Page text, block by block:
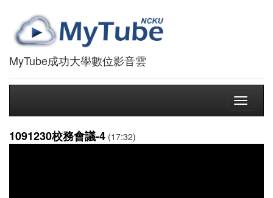
MyTube成功大學數位影音雲
Toggle
1091230校務會議-4 (17:32)